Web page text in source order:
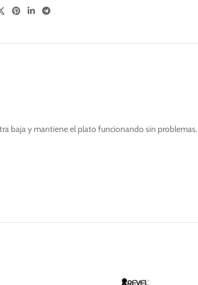
baja y mantiene el plato funcionando sin problemas.